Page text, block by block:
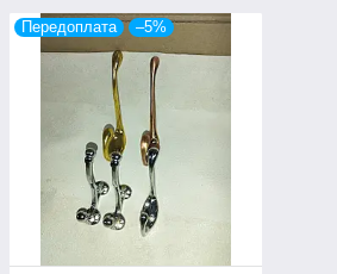
Передоплата –5%